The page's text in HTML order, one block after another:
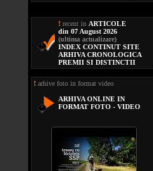
! recent in ARTICOLE
din 07 August 2026
(ultima actualizare)
INDEX CONTINUT SITE
ARHIVA CRONOLOGICA
PREMII SI DISTINCTII
! arhive foto in format video
ARHIVA ONLINE IN
FORMAT FOTO - VIDEO